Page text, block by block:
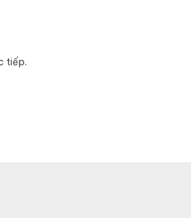
tiếp.